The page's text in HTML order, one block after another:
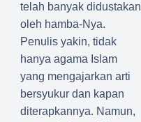
telah banyak didustakan
oleh hamba-Nya.
Penulis yakin, tidak
hanya agama Islam
yang mengajarkan arti
bersyukur dan kapan
diterapkannya. Namun,